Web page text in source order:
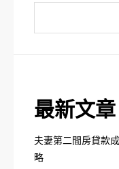
最新文章
夫妻第二間房貸款
略